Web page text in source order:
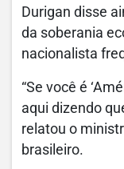
Durigan disse
da soberania
nacionalista
“Se você é
aqui dizendo
relatou o
brasileiro.